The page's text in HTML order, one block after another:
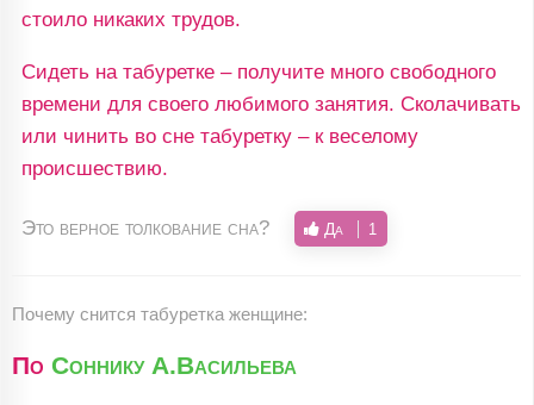
стоило никаких трудов.
Сидеть на табуретке – получите много свободного
времени для своего любимого занятия. Сколачивать
или чинить во сне табуретку – к веселому
происшествию.
Это верное толкование сна? Да 1
Почему снится табуретка женщине:
По Соннику А.Васильева